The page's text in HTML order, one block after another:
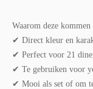
Waarom deze kommen
✔ Direct kleur en
✔ Perfect voor 21
✔ Te gebruiken voor
✔ Mooi als set of om